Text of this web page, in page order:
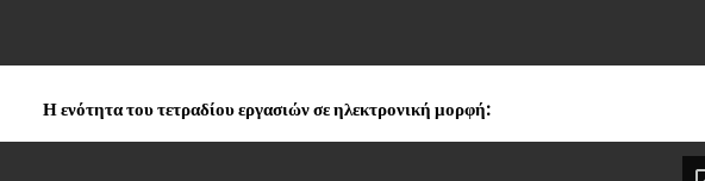
Η ενότητα του τετραδίου εργασιών σε ηλεκτρονική μορφή: